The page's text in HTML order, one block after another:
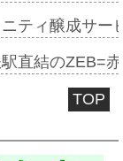
ニティ醸成サ
直結のZEB=
TOP